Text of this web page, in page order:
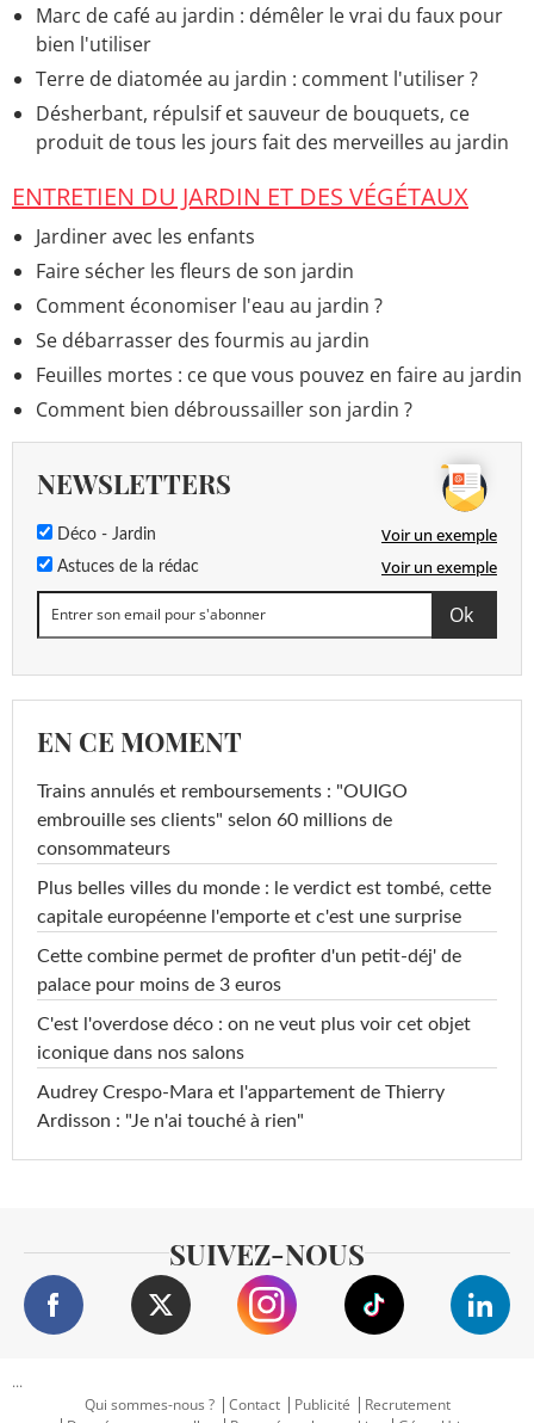
Marc de café au jardin : démêler le vrai du faux pour
bien l'utiliser
Terre de diatomée au jardin : comment l'utiliser ?
Désherbant, répulsif et sauveur de bouquets, ce
produit de tous les jours fait des merveilles au jardin
ENTRETIEN DU JARDIN ET DES VÉGÉTAUX
Jardiner avec les enfants
Faire sécher les fleurs de son jardin
Comment économiser l'eau au jardin ?
Se débarrasser des fourmis au jardin
Feuilles mortes : ce que vous pouvez en faire au jardin
Comment bien débroussailler son jardin ?
NEWSLETTERS
Déco - Jardin Voir un exemple
Astuces de la rédac Voir un exemple
EN CE MOMENT
Trains annulés et remboursements : "OUIGO
embrouille ses clients" selon 60 millions de
consommateurs
Plus belles villes du monde : le verdict est tombé, cette
capitale européenne l'emporte et c'est une surprise
Cette combine permet de profiter d'un petit-déj' de
palace pour moins de 3 euros
C'est l'overdose déco : on ne veut plus voir cet objet
iconique dans nos salons
Audrey Crespo-Mara et l'appartement de Thierry
Ardisson : "Je n'ai touché à rien"
SUIVEZ-NOUS
...
Qui sommes-nous ?
Contact Publicité
Recrutement